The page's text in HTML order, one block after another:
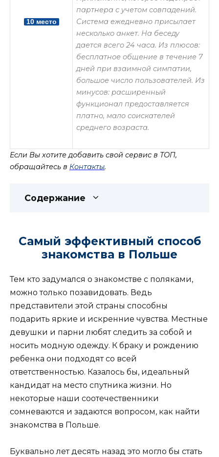
Если Вы хотите добавить свой сервис в ТОП,
обращайтесь в Контакты.
10 место
партнера с учетом совпадений.
Система ежедневно присылает
несколько анкет. На беседу
дается всего 24 часа. Из плюсов:
бесплатное общение в течение 7
дней при взаимной симпатии,
большое число пользователей. Из
минусов: расширенный
функционал предоставляется
платно, мало соискателей
среднего возраста.
Содержание
Самый эффективный способ
знакомства в Польше
Тем кто задумался о знакомстве с поляками,
можно только позавидовать. Ведь
представители этой страны способны
подарить яркие и искренние чувства. Местные
девушки и парни любят следить за собой и
носить модную одежду. К браку и рождению
ребенка они подходят со всей
ответственностью. Казалось бы, идеальный
кандидат на место спутника жизни. Но
некоторые наши соотечественники
сомневаются и задаются вопросом, как найти
знакомства в Польше.
Буквально лет десять назад это могло бы стать